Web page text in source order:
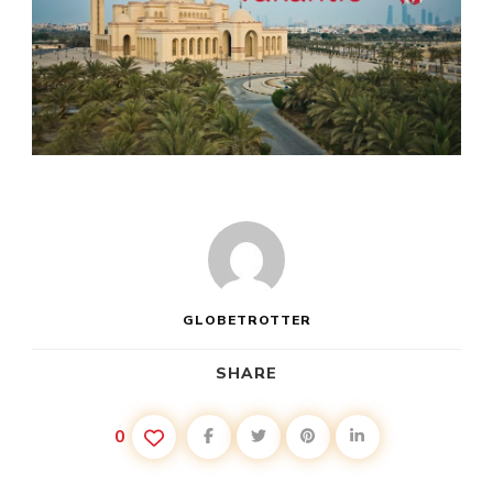
GLOBETROTTER
SHARE
0